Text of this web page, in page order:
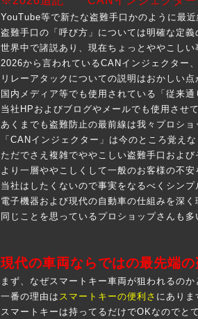
YouTube等で新たな盗難手口かのように最近
盗難手口の「呼び方」については明確な定
世界中で諸説あり、現在ちょっとややこし
2026から言われているCANインジェクター
リレーアタックについての説明はおかしい
国内メディア等でも使用されている「従来通
当社HPおよびブログやメールでも使用させ
あくまでも盗難防止の最前線は我々プロショ
「CANインジェクター」は今のところ覚えな
ただでさえ複雑でややこしい盗難手口および
より一層ややこしくして一般のお客様の不安
当社はしたくないので事実をなるべくシンプ
電子機器および現代の自動車の仕組みを深
同じことを思っているプロショップさんも多
現代の車両ならではの最先端
まず、なぜスマートキー車両が狙われるの
一番の理由は スマートキーの便利さ にありま
スマートキーは持ってるだけでOKなのでと